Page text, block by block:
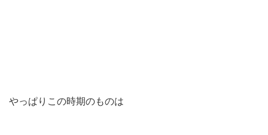
やっぱりこの時期のものは